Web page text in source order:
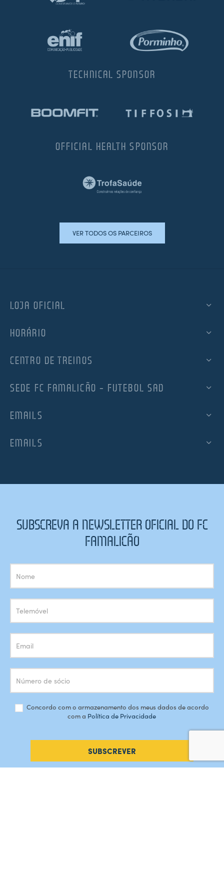
TECHNICAL SPONSOR
OFFICIAL HEALTH SPONSOR
VER TODOS OS PARCEIROS
LOJA OFICIAL
HORÁRIO
CENTRO DE TREINOS
SEDE FC FAMALICÃO – FUTEBOL SAD
EMAILS
EMAILS
SUBSCREVA A NEWSLETTER OFICIAL DO FC
FAMALICÃO
Subscrição
Newsletter
Concordo com o armazenamento dos meus dados de acordo
com a Política de Privacidade
SUBSCREVER